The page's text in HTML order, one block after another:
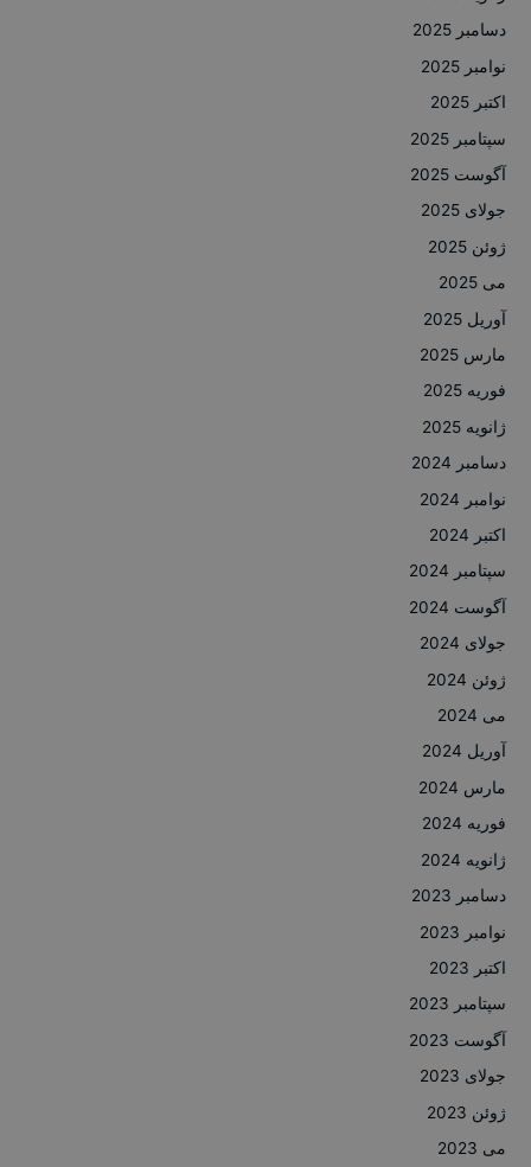
دسامبر 2025
نوامبر 2025
اکتبر 2025
سپتامبر 2025
آگوست 2025
جولای 2025
ژوئن 2025
می 2025
آوریل 2025
مارس 2025
فوریه 2025
ژانویه 2025
دسامبر 2024
نوامبر 2024
اکتبر 2024
سپتامبر 2024
آگوست 2024
جولای 2024
ژوئن 2024
می 2024
آوریل 2024
مارس 2024
فوریه 2024
ژانویه 2024
دسامبر 2023
نوامبر 2023
اکتبر 2023
سپتامبر 2023
آگوست 2023
جولای 2023
ژوئن 2023
می 2023